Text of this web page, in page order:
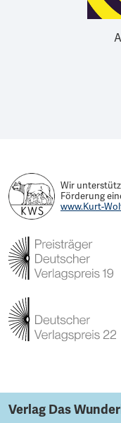
Wir
Förderung
www.Kurt-
Verlag Das